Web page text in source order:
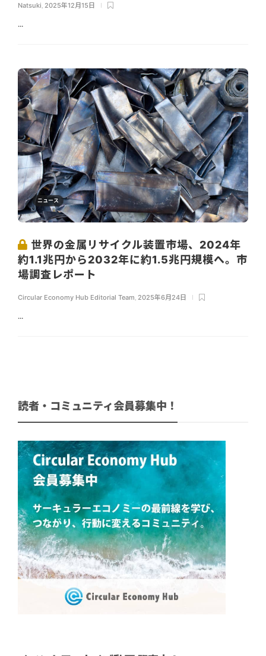
Natsuki 2025年12月15日
...
ニュース
世界の金属リサイクル装置市場、2024年
約1.1兆円から2032年に約1.5兆円規模へ。市
場調査レポート
Circular Economy Hub Editorial Team 2025年6月24日
...
読者・コミュニティ会員募集中！